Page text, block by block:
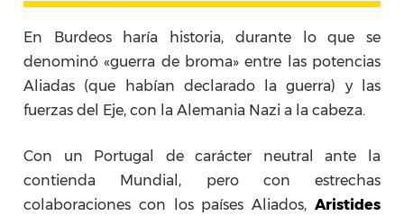
En Burdeos haría historia, durante lo que se
denominó «guerra de broma» entre las potencias
Aliadas (que habían declarado la guerra) y las
fuerzas del Eje, con la Alemania Nazi a la cabeza.
Con un Portugal de carácter neutral ante la
contienda Mundial, pero con estrechas
colaboraciones con los países Aliados, Aristides